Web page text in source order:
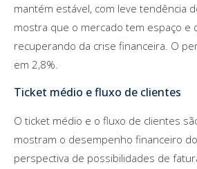
mantém estável, com leve tendência
mostra que o mercado tem espaço e
recuperando da crise financeira. O
em 2,8%.
Ticket médio e fluxo de clientes
O ticket médio e o fluxo de clientes
mostram o desempenho financeiro
perspectiva de possibilidades de